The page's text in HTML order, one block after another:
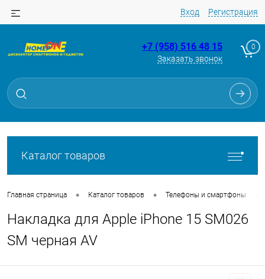
Вход Регистрация
+7 (958) 516 48 15
Заказать звонок
0
Каталог товаров
Главная страница • Каталог товаров • Телефоны и смартфоны
Накладка для Apple iPhone 15 SM026
SM черная AV
Для клиентов всех банков
Разбейте
без переплат
Сегодня